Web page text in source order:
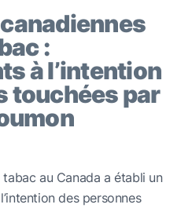
:
à l’intention
touchées par
au Canada a établi un
des personnes